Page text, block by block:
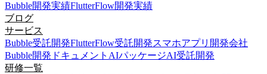
Bubble開発実績FlutterFlow開発実績
ブログ
サービス
Bubble受託開発FlutterFlow受託開発スマホアプリ開発会社
Bubble開発ドキュメント AIパッケージAI受託開発
研修一覧